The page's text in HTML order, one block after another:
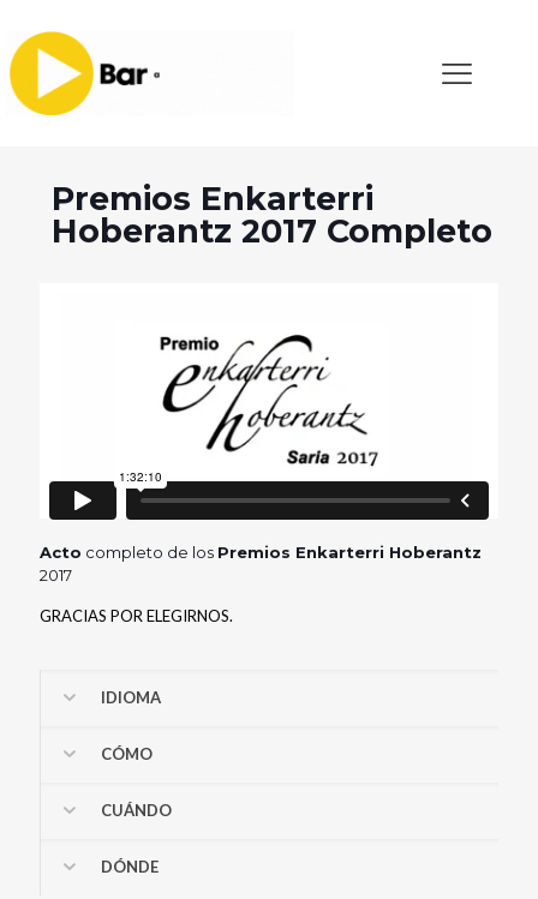
Premios Enkarterri
Hoberantz 2017 Completo
Acto completo de los Premios Enkarterri Hoberantz
2017
GRACIAS POR ELEGIRNOS.
IDIOMA
CÓMO
CUÁNDO
DÓNDE